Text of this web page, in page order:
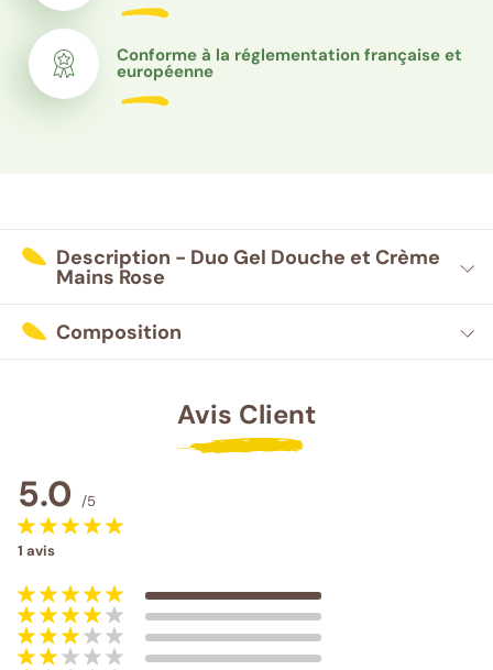
Conforme à la réglementation française et
européenne
Description - Duo Gel Douche et Crème
Mains Rose
Composition
Avis Client
5.0 /5
1 avis